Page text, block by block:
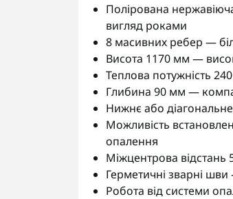
Полірована
вигляд роками
8 масивних ребер —
Висота 1170 мм —
Теплова потужність
Глибина 90 мм —
Нижнє або
Можливість
опалення
Міжцентрова
Герметичні зварні
Робота від системи